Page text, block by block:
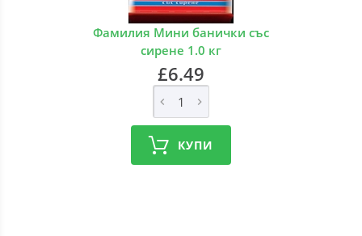
Фамилия Мини банички със
сирене 1.0 кг
£6.49
КУПИ